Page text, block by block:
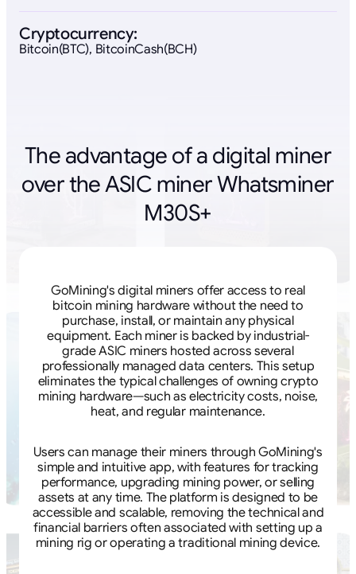
Cryptocurrency:
Bitcoin(BTC), BitcoinCash(BCH)
The advantage of a digital miner
over the ASIC miner Whatsminer
M30S+
GoMining's digital miners offer access to real
bitcoin mining hardware without the need to
purchase, install, or maintain any physical
equipment. Each miner is backed by industrial-
grade ASIC miners hosted across several
professionally managed data centers. This setup
eliminates the typical challenges of owning crypto
mining hardware—such as electricity costs, noise,
heat, and regular maintenance.
Users can manage their miners through GoMining's
simple and intuitive app, with features for tracking
performance, upgrading mining power, or selling
assets at any time. The platform is designed to be
accessible and scalable, removing the technical and
financial barriers often associated with setting up a
mining rig or operating a traditional mining device.